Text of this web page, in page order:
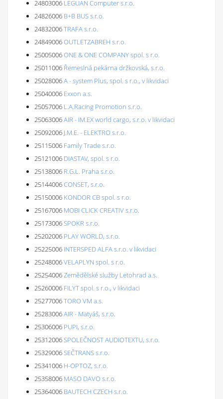
24803006 LEGUAN Computer s.r.o.
24826006 B+B BUS s.r.o.
24832006TRAFA s.r.o.
24849006OUTLETZABREH s.r.o.
25005006ONE & ONE COMPANY spol. s r.o.
25011006 Řemeslná pekárna držkovská, s.r.o.
25028006A - system Plus, spol. s r.o., v likvidaci
25040006 Exxon a.s.
25057006 L.A.Racing Promotion s.r.o.
25063006AIR - IM.EX world cargo, s.r.o. v likvidaci
25092006 J.M.E. - ELEKTRO s.r.o.
25115006 Family Trade s.r.o.
25121006 DIASTAV, spol. s r.o.
25138006 R.G.L. Praha s.r.o.
25144006CONSET, s.r.o.
25150006 KONDOR CB spol. s r.o.
25167006 MOBI CLICK CREATIV s.r.o.
25173006SPOKR s.r.o.
25202006 PLAY WORLD, s.r.o.
25225006 INTERSPED ALFA s.r.o. v likvidaci
25248006VELAPLYN spol. s r.o.
25254006Zemědělské služby Letohrad a.s.
25260006 FILYT spol. s r.o., v likvidaci
25277006TORO VM a.s.
25283006AIR - Matyáš, s.r.o.
25306006 PUPI, s.r.o.
25312006SPOLEČNOST AUDIOTEXTU, s.r.o.
25329006SEČTRANS s.r.o.
25341006 H-OPTOZ, s.r.o.
25358006 MASO DAVO s.r.o.
25364006 BAUTECH CZECH s.r.o.